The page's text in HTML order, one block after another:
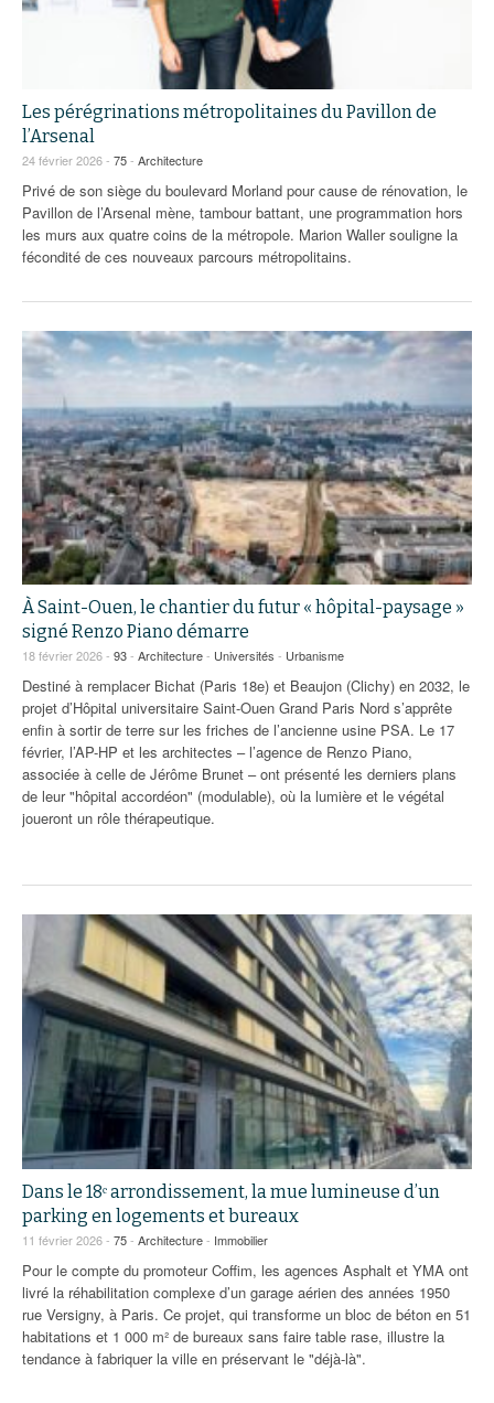
Les pérégrinations métropolitaines du Pavillon de
l’Arsenal
24 février 2026 - 75- Architecture
Privé de son siège du boulevard Morland pour cause de rénovation, le
Pavillon de l’Arsenal mène, tambour battant, une programmation hors
les murs aux quatre coins de la métropole. Marion Waller souligne la
fécondité de ces nouveaux parcours métropolitains.
À Saint-Ouen, le chantier du futur « hôpital-paysage »
signé Renzo Piano démarre
18 février 2026 - 93- Architecture- Universités - Urbanisme
Destiné à remplacer Bichat (Paris 18e) et Beaujon (Clichy) en 2032, le
projet d’Hôpital universitaire Saint-Ouen Grand Paris Nord s’apprête
enfin à sortir de terre sur les friches de l’ancienne usine PSA. Le 17
février, l’AP-HP et les architectes – l’agence de Renzo Piano,
associée à celle de Jérôme Brunet – ont présenté les derniers plans
de leur "hôpital accordéon" (modulable), où la lumière et le végétal
joueront un rôle thérapeutique.
Dans le 18ᵉ arrondissement, la mue lumineuse d’un
parking en logements et bureaux
11 février 2026 - 75- Architecture- Immobilier
Pour le compte du promoteur Coffim, les agences Asphalt et YMA ont
livré la réhabilitation complexe d’un garage aérien des années 1950
rue Versigny, à Paris. Ce projet, qui transforme un bloc de béton en 51
habitations et 1 000 m² de bureaux sans faire table rase, illustre la
tendance à fabriquer la ville en préservant le "déjà-là".